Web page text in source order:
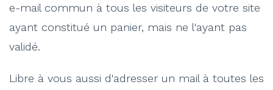
e-mail commun à tous les visiteurs de votre site
ayant constitué un panier, mais ne l'ayant pas
validé.
Libre à vous aussi d'adresser un mail à toutes les